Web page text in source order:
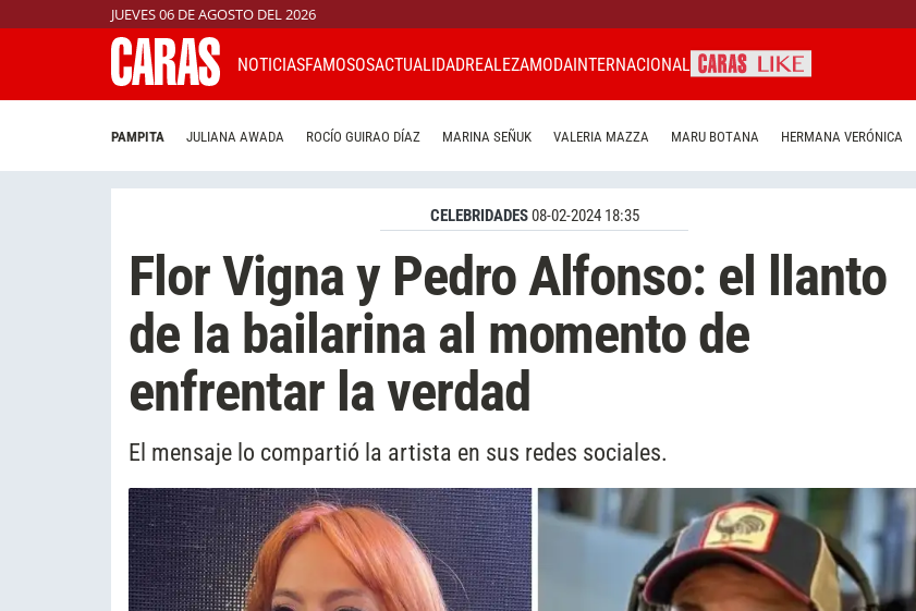
JUEVES 06 DE AGOSTO DEL 2026
NOTICIASFAMOSOSACTUALIDADREALEZAMODAINTERNACIONAL
PAMPITA JULIANA AWADA ROCÍO GUIRAO DÍAZ MARINA SEÑUK VALERIA MAZZA MARU BOTANA HERMANA VERÓNICA
CELEBRIDADES08-02-2024 18:35
Flor Vigna y Pedro Alfonso: el llanto
de la bailarina al momento de
enfrentar la verdad
El mensaje lo compartió la artista en sus redes sociales.